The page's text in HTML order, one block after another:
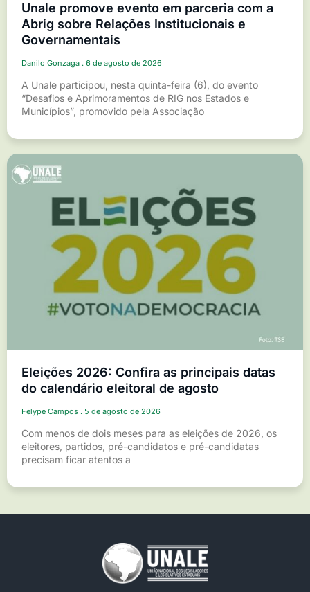
Unale promove evento em parceria com a
Abrig sobre Relações Institucionais e
Governamentais
Danilo Gonzaga 6 de agosto de 2026
A Unale participou, nesta quinta-feira (6), do evento
“Desafios e Aprimoramentos de RIG nos Estados e
Municípios”, promovido pela Associação
Eleições 2026: Confira as principais datas
do calendário eleitoral de agosto
Felype Campos 5 de agosto de 2026
Com menos de dois meses para as eleições de 2026, os
eleitores, partidos, pré-candidatos e pré-candidatas
precisam ficar atentos a